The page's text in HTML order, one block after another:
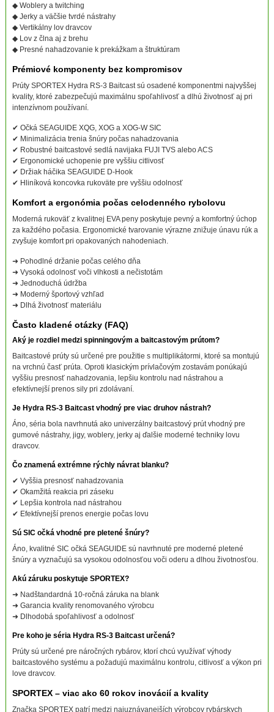
◆ Woblery a twitching
◆ Jerky a väčšie tvrdé nástrahy
◆ Vertikálny lov dravcov
◆ Lov z člna aj z brehu
◆ Presné nahadzovanie k prekážkam a štruktúram
Prémiové komponenty bez kompromisov
Prúty SPORTEX Hydra RS-3 Baitcast sú osadené komponentmi najvyššej
kvality, ktoré zabezpečujú maximálnu spoľahlivosť a dlhú životnosť aj pri
intenzívnom používaní.
✔ Očká SEAGUIDE XQG, XOG a XOG-W SIC
✔ Minimalizácia trenia šnúry počas nahadzovania
✔ Robustné baitcastové sedlá navijaka FUJI TVS alebo ACS
✔ Ergonomické uchopenie pre vyššiu citlivosť
✔ Držiak háčika SEAGUIDE D-Hook
✔ Hliníková koncovka rukoväte pre vyššiu odolnosť
Komfort a ergonómia počas celodenného rybolovu
Moderná rukoväť z kvalitnej EVA peny poskytuje pevný a komfortný úchop
za každého počasia. Ergonomické tvarovanie výrazne znižuje únavu rúk a
zvyšuje komfort pri opakovaných nahodeniach.
➜ Pohodlné držanie počas celého dňa
➜ Vysoká odolnosť voči vlhkosti a nečistotám
➜ Jednoduchá údržba
➜ Moderný športový vzhľad
➜ Dlhá životnosť materiálu
Často kladené otázky (FAQ)
Aký je rozdiel medzi spinningovým a baitcastovým prútom?
Baitcastové prúty sú určené pre použitie s multiplikátormi, ktoré sa montujú
na vrchnú časť prúta. Oproti klasickým prívlačovým zostavám ponúkajú
vyššiu presnosť nahadzovania, lepšiu kontrolu nad nástrahou a
efektívnejší prenos sily pri zdolávaní.
Je Hydra RS-3 Baitcast vhodný pre viac druhov nástrah?
Áno, séria bola navrhnutá ako univerzálny baitcastový prút vhodný pre
gumové nástrahy, jigy, woblery, jerky aj ďalšie moderné techniky lovu
dravcov.
Čo znamená extrémne rýchly návrat blanku?
✔ Vyššia presnosť nahadzovania
✔ Okamžitá reakcia pri záseku
✔ Lepšia kontrola nad nástrahou
✔ Efektívnejší prenos energie počas lovu
Sú SIC očká vhodné pre pletené šnúry?
Áno, kvalitné SIC očká SEAGUIDE sú navrhnuté pre moderné pletené
šnúry a vyznačujú sa vysokou odolnosťou voči oderu a dlhou životnosťou.
Akú záruku poskytuje SPORTEX?
➜ Nadštandardná 10-ročná záruka na blank
➜ Garancia kvality renomovaného výrobcu
➜ Dlhodobá spoľahlivosť a odolnosť
Pre koho je séria Hydra RS-3 Baitcast určená?
Prúty sú určené pre náročných rybárov, ktorí chcú využívať výhody
baitcastového systému a požadujú maximálnu kontrolu, citlivosť a výkon pri
love dravcov.
SPORTEX – viac ako 60 rokov inovácií a kvality
Značka SPORTEX patrí medzi najuznávanejších výrobcov rybárskych